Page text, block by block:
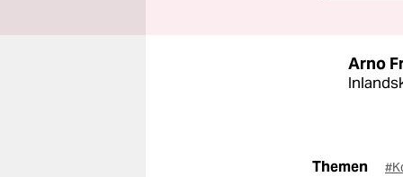
Arno
Themen